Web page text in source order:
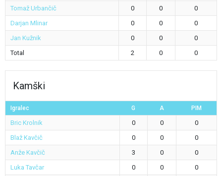
Tomaž Urbančič
0 0
0
Darjan Mlinar
0 0
0
Jan Kužnik
0 0
0
Total
2 0 0
Kamški
Igralec G A PIM
Bric Krolnik 0 0
0
Blaž Kavčič
0 0
0
Anže Kavčič
3 0
0
Luka Tavčar
0 0
0